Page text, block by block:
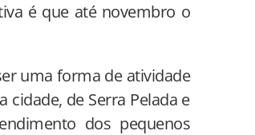
é que até novembro o
uma forma de atividade
de Serra Pelada e
dos pequenos